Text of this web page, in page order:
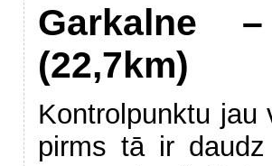
Garkalne
(22,7km)
Kontrolpunktu
pirms tā ir